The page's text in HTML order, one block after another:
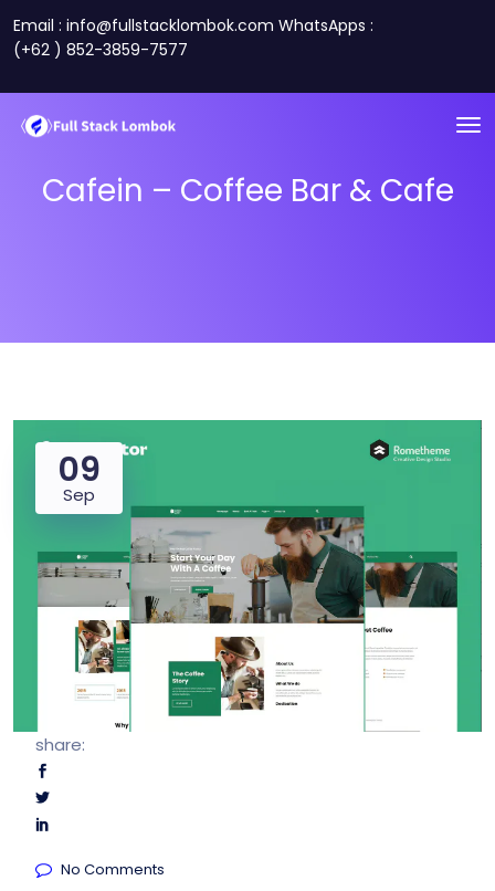
Email : info@fullstacklombok.com WhatsApps :
(+62 ) 852-3859-7577
Cafein – Coffee Bar & Cafe
09
Sep
share:
No Comments